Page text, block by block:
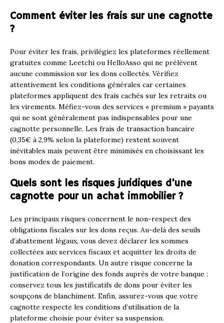
Comment éviter les frais sur une cagnotte
?
Pour éviter les frais, privilégiez les plateformes réellement
gratuites comme Leetchi ou HelloAsso qui ne prélèvent
aucune commission sur les dons collectés. Vérifiez
attentivement les conditions générales car certaines
plateformes appliquent des frais cachés sur les retraits ou
les virements. Méfiez-vous des services « premium » payants
qui ne sont généralement pas indispensables pour une
cagnotte personnelle. Les frais de transaction bancaire
(0,35€ à 2,9% selon la plateforme) restent souvent
inévitables mais peuvent être minimisés en choisissant les
bons modes de paiement.
Quels sont les risques juridiques d’une
cagnotte pour un achat immobilier ?
Les principaux risques concernent le non-respect des
obligations fiscales sur les dons reçus. Au-delà des seuils
d’abattement légaux, vous devez déclarer les sommes
collectées aux services fiscaux et acquitter les droits de
donation correspondants. Un autre risque concerne la
justification de l’origine des fonds auprès de votre banque :
conservez tous les justificatifs de dons pour éviter les
soupçons de blanchiment. Enfin, assurez-vous que votre
cagnotte respecte les conditions d’utilisation de la
plateforme choisie pour éviter sa suspension.